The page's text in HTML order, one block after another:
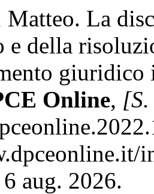
La
e della
Online,
aug. 2026.